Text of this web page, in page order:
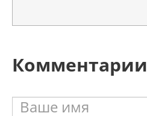
Комментарии